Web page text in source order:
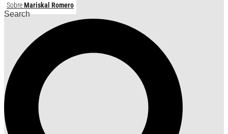
SobreMariskal Romero
Search